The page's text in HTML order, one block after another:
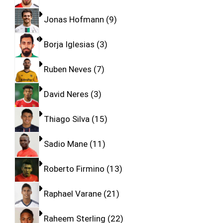
Jonas Hofmann 9
Borja Iglesias 3
Ruben Neves 7
David Neres 3
Thiago Silva 15
Sadio Mane 11
Roberto Firmino 13
Raphael Varane 21
Raheem Sterling 22